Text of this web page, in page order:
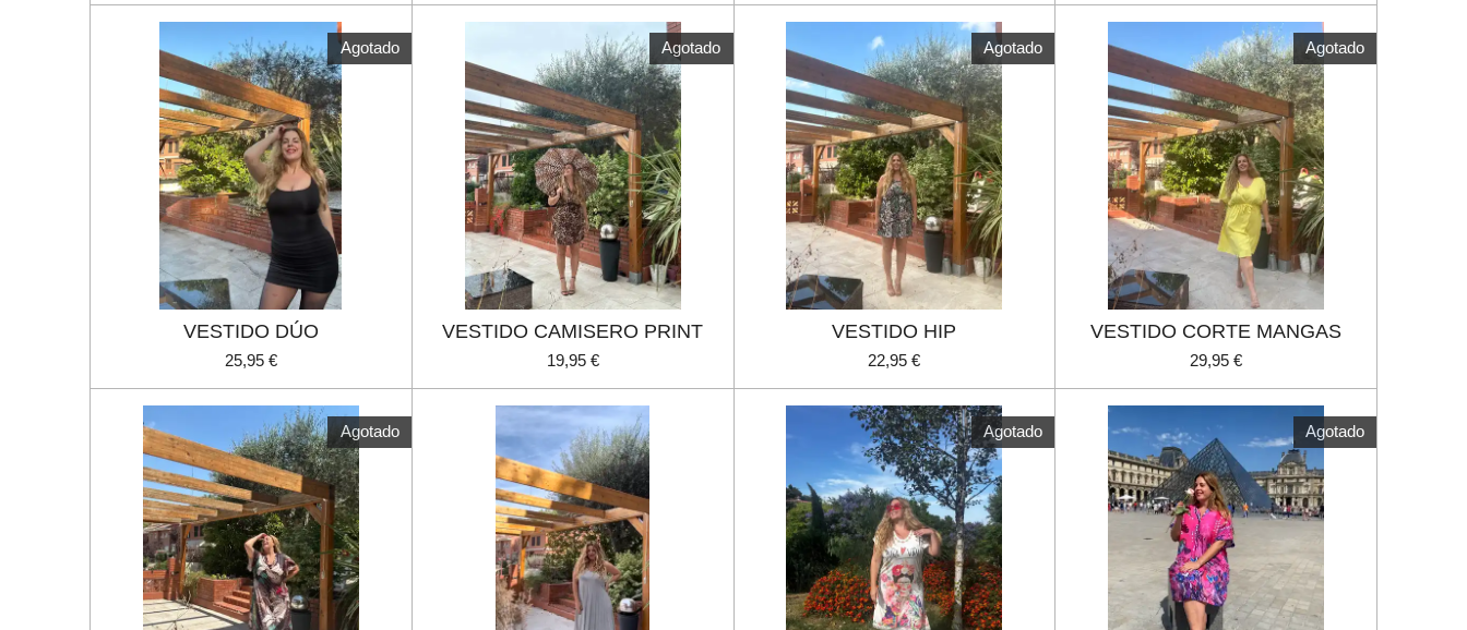
Agotado
VESTIDO DÚO
25,95 €
Agotado
VESTIDO CAMISERO PRINT
19,95 €
Agotado
VESTIDO HIP
22,95 €
Agotado
VESTIDO CORTE MANGAS
29,95 €
Agotado Agotado Agotado